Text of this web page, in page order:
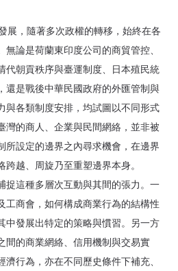
展，隨著多次政權的轉移，始終在各
論是荷蘭東印度公司的商貿管控、
代朝貢秩序與臺運制度、日本殖民統
還是戰後中華民國政府的外匯管制與
與各類制度安排，均試圖以不同形式
灣的商人、企業與民間網絡，並非被
所設定的邊界之內尋求機會，在邊界
越、周旋乃至重塑邊界本身。
捉這種多層次互動與其間的張力。一
工商會，如何構成商業行為的結構性
中發展出特定的策略與慣習。另一方
間的商業網絡、信用機制與交易實
行為，亦在不同歷史條件下補充、